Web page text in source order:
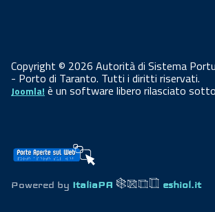
Copyright © 2026 Autorità di Sistema
- Porto di Taranto. Tutti i diritti riservati.
Joomla! è un software libero rilasciato sotto
Powered by ItaliaPA eshiol.it